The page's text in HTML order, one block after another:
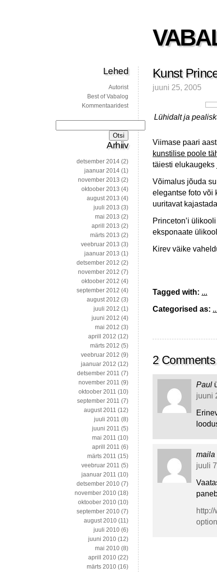
Kunst
juuni 25, 2005
Lühidalt ja
Viimase paari
kunstilise poole
täiesti
Võimalus jõuda
elegantse foto või
uuritavat
Princeton’i ülikooli
eksponaate
Kirev väike
Tagged with: ...
Categorised as:
2 Comments
Paul
juuni
maila
juuli
Lehed
Autorist
Best of Vabalog
Kommentaaridest
Arhiiv
detsember 2014 (2)
jaanuar 2014 (1)
november 2013 (2)
oktoober 2013 (4)
august 2013 (4)
juuli 2013 (3)
mai 2013 (2)
aprill 2013 (2)
märts 2013 (2)
veebruar 2013 (3)
jaanuar 2013 (1)
detsember 2012 (2)
november 2012 (7)
oktoober 2012 (4)
september 2012 (4)
august 2012 (3)
juuli 2012 (1)
juuni 2012 (4)
mai 2012 (3)
aprill 2012 (12)
märts 2012 (5)
veebruar 2012 (9)
jaanuar 2012 (12)
detsember 2011 (7)
november 2011 (9)
oktoober 2011 (10)
september 2011 (7)
august 2011 (12)
juuli 2011 (8)
juuni 2011 (5)
mai 2011 (10)
aprill 2011 (6)
märts 2011 (15)
veebruar 2011 (5)
jaanuar 2011 (10)
detsember 2010 (7)
november 2010 (18)
oktoober 2010 (10)
september 2010 (7)
august 2010 (11)
juuli 2010 (6)
juuni 2010 (12)
mai 2010 (8)
aprill 2010 (22)
märts 2010 (16)